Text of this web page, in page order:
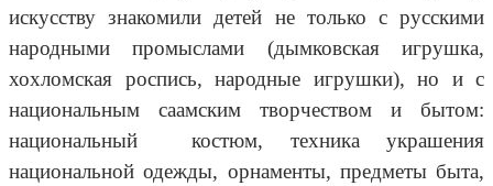
искусству знакомили детей не только с русскими
народными промыслами (дымковская игрушка,
хохломская роспись, народные игрушки), но и с
национальным саамским творчеством и бытом:
национальный костюм, техника украшения
национальной одежды, орнаменты, предметы быта,